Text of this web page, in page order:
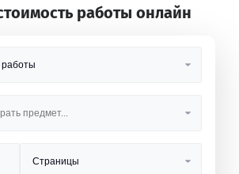
работы онлайн